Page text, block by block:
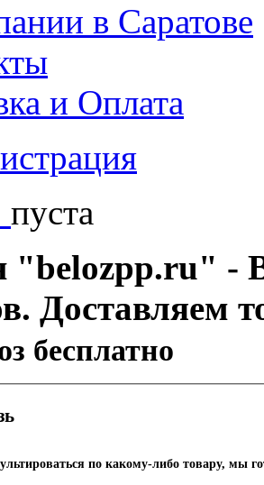
в Саратове
и Оплата
пуста
"belozpp.ru" -
Доставляем
бесплатно
по какому-либо товару, мы